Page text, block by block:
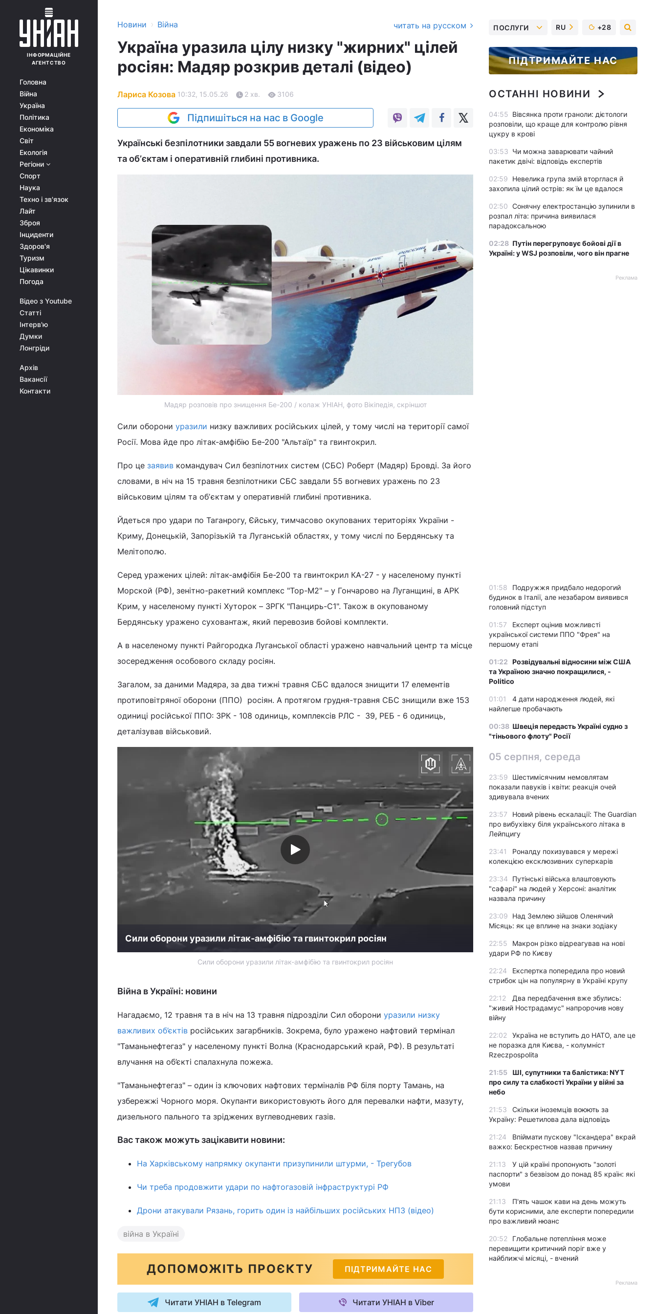
ІНФОРМАЦІЙНЕ
АГЕНТСТВО
Головна
Війна
Україна
Політика
Економіка
Світ
Екологія
Регіони
Спорт
Наука
Техно і зв'язок
Лайт
Зброя
Інциденти
Здоров'я
Туризм
Цікавинки
Погода
Відео з Youtube
Статті
Інтерв'ю
Думки
Лонгріди
Архів
Вакансії
Контакти
Новини › Війна читать на русском
Україна уразила цілу низку "жирних" цілей
росіян: Мадяр розкрив деталі (відео)
Лариса Козова 10:32, 15.05.26 2 хв. 3106
Підпишіться на нас в Google
Українські безпілотники завдали 55 вогневих уражень по 23 військовим цілям
та обʼєктам і оперативній глибині противника.
Мадяр розповів про знищення Бе-200 / колаж УНІАН, фото Вікіпедія, скріншот
Сили оборони уразили низку важливих російських цілей, у тому числі на території самої
Росії. Мова йде про літак-амфібію Бе-200 "Альтаїр" та гвинтокрил.
Про це заявив командувач Сил безпілотних систем (СБС) Роберт (Мадяр) Бровді. За його
словами, в ніч на 15 травня безпілотники СБС завдали 55 вогневих уражень по 23
військовим цілям та обʼєктам у оперативній глибині противника.
Йдеться про удари по Таганрогу, Єйську, тимчасово окупованих територіях України -
Криму, Донецькій, Запорізькій та Луганській областях, у тому числі по Бердянську та
Мелітополю.
Серед уражених цілей: літак-амфібія Бе-200 та гвинтокрил КА-27 - у населеному пункті
Морской (РФ), зенітно-ракетний комплекс "Тор-М2" – у Гончарово на Луганщині, в АРК
Крим, у населеному пункті Хуторок – ЗРГК "Панцирь-С1". Також в окупованому
Бердянську уражено суховантаж, який перевозив бойові комплекти.
А в населеному пункті Райгородка Луганської області уражено навчальний центр та місце
зосередження особового складу росіян.
Загалом, за даними Мадяра, за два тижні травня СБС вдалося знищити 17 елементів
протиповітряної оборони (ППО) росіян. А протягом грудня-травня СБС знищили вже 153
одиниці російської ППО: ЗРК - 108 одиниць, комплексів РЛС - 39, РЕБ - 6 одиниць,
деталізував військовий.
Сили оборони уразили літак-амфібію та гвинтокрил росіян
Сили оборони уразили літак-амфібію та гвинтокрил росіян
Війна в Україні: новини
Нагадаємо, 12 травня та в ніч на 13 травня підрозділи Сил оборони уразили низку
важливих об’єктів російських загарбників. Зокрема, було уражено нафтовий термінал
"Таманьнефтегаз" у населеному пункті Волна (Краснодарський край, РФ). В результаті
влучання на об’єкті спалахнула пожежа.
"Таманьнефтегаз" – один із ключових нафтових терміналів РФ біля порту Тамань, на
узбережжі Чорного моря. Окупанти використовують його для перевалки нафти, мазуту,
дизельного пального та зріджених вуглеводневих газів.
Вас також можуть зацікавити новини:
На Харківському напрямку окупанти призупинили штурми, - Трегубов
Чи треба продовжити удари по нафтогазовій інфраструктурі РФ
Дрони атакували Рязань, горить один із найбільших російських НПЗ (відео)
війна в Україні
ДОПОМОЖІТЬ ПРОЄКТУ ПІДТРИМАЙТЕ НАС
Читати УНІАН в Telegram Читати УНІАН в Viber
ПОСЛУГИ RU +28
ПІДТРИМАЙТЕ НАС
ОСТАННІ НОВИНИ
04:55 Вівсянка проти граноли: дієтологи
розповіли, що краще для контролю рівня
цукру в крові
03:53 Чи можна заварювати чайний
пакетик двічі: відповідь експертів
02:59
Невелика група змій вторглася й
захопила цілий острів: як їм це вдалося
02:50 Сонячну електростанцію зупинили в
розпал літа: причина виявилася
парадоксальною
02:28 Путін перегруповує бойові дії в
Україні: у WSJ розповіли, чого він прагне
Реклама
01:58
Подружжя придбало недорогий
будинок в Італії, але незабаром виявився
головний підступ
01:57
Експерт оцінив можливсті
української системи ППО "Фрея" на
першому етапі
01:22 Розвідувальні відносини між США
та Україною значно покращилися, -
Politico
01:01
4 дати народження людей, які
найлегше пробачають
00:38 Швеція передасть Україні судно з
"тіньового флоту" Росії
05 серпня, середа
23:59
Шестимісячним немовлятам
показали павуків і квіти: реакція очей
здивувала вчених
23:57
Новий рівень ескалації: The Guardian
про вибухівку біля українського літака в
Лейпцигу
23:41
Роналду похизувався у мережі
колекцією ексклюзивних суперкарів
23:34
Путінські війська влаштовують
"сафарі" на людей у Херсоні: аналітик
назвала причину
23:09
Над Землею зійшов Оленячий
Місяць: як це вплине на знаки зодіаку
22:55
Макрон різко відреагував на нові
удари РФ по Києву
22:24
Експертка попередила про новий
стрибок цін на популярну в Україні крупу
22:12
Два передбачення вже збулись:
"живий Нострадамус" напророчив нову
війну
22:02
Україна не вступить до НАТО, але це
не поразка для Києва, - колумніст
Rzeczpospolita
21:55
ШІ, супутники та балістика: NYT
про силу та слабкості України у війні за
небо
21:53
Скільки іноземців воюють за
Україну: Решетилова дала відповідь
21:24
Впіймати пускову "Іскандера" вкрай
важко: Бескрестнов назвав причину
21:13
У цій країні пропонують "золоті
паспорти" з безвізом до понад 85 країн: які
умови
21:13
П'ять чашок кави на день можуть
бути корисними, але експерти попередили
про важливий нюанс
20:52
Глобальне потепління може
перевищити критичний поріг вже у
найближчі місяці, - вчений
Реклама